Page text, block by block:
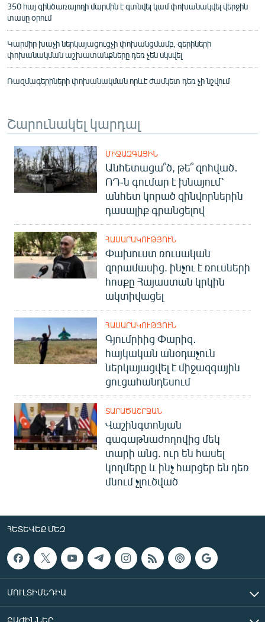
350 հայ զինծառայողի մարմին է գտնվել կամ փոխանակվել վերջին
տասը օրում
Կարմիր խաչի ներկայացուցչի փոխանցմամբ, գերիների
փոխանակման աշխատանքները դեռ չեն սկսվել
Ռազմագերիների փոխանակման որևէ ժամկետ դեռ չի նշվում
Շարունակել կարդալ
ՄԻՋԱԶԳԱՅԻՆ
Անհետացա՞ծ, թե՞ զոհված․
ՌԴ-ն գումար է խնայում՝
անհետ կորած զինվորներին
դասալիք գրանցելով
ՀԱՍԱՐԱԿՈՒԹՅՈՒՆ
Փախուստ ռուսական
զորամասից. ինչու է ռուսների
հոսքը Հայաստան կրկին
ակտիվացել
ՀԱՍԱՐԱԿՈՒԹՅՈՒՆ
Գյումրիից Փարիզ․
հայկական անօդաչուն
ներկայացվել է միջազգային
ցուցահանդեսում
ՏԱՐԱԾԱՇՐՋԱՆ
Վաշինգտոնյան
գագաթնաժողովից մեկ
տարի անց. ուր են հասել
կողմերը և ինչ հարցեր են դեռ
մնում չլուծված
ՀԵՏԵՎԵՔ ՄԵԶ
ՄՈՒԼՏԻՄԵԴԻԱ